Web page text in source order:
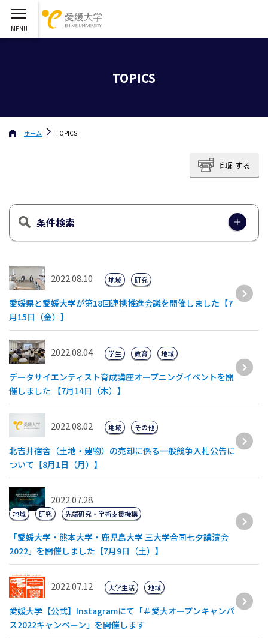
TOPICS
ホーム TOPICS
印刷する
条件検索
2022.08.10
愛媛県と愛媛大学が第18回連携推進会議を開催しました【7
月15日（金）】
地域 研究
2022.08.04
データサイエンティスト育成講座オープニングイベントを開
催しました 【7月14日（木）】
学生 教育 地域
2022.08.02
北吉井宿舎（土地・建物）の売却に係る一般競争入札公告に
ついて【8月1日（月）】
地域 その他
2022.07.28
「愛媛大学・熊本大学・鹿児島大学 三大学合同七夕講演会
2022」を開催しました【7月9日（土）】
地域 研究 先端研究・学術支援機構
2022.07.12
愛媛大学【公式】Instagramにて「＃愛大オープンキャンパ
ス2022キャンペーン」を開催します
大学生活 地域